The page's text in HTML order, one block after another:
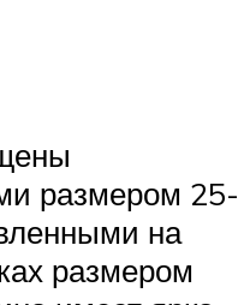
размером 25-
на
размером